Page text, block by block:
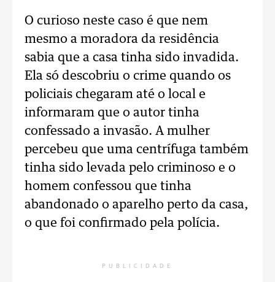
O curioso neste caso é que nem
mesmo a moradora da residência
sabia que a casa tinha sido invadida.
Ela só descobriu o crime quando os
policiais chegaram até o local e
informaram que o autor tinha
confessado a invasão. A mulher
percebeu que uma centrífuga também
tinha sido levada pelo criminoso e o
homem confessou que tinha
abandonado o aparelho perto da casa,
o que foi confirmado pela polícia.
PUBLICIDADE